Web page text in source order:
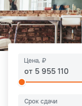
Цена, ₽
от
Срок сдачи